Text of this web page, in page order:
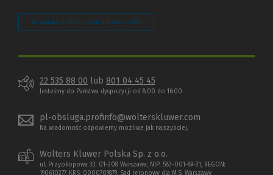
Zarządzaj preferencjami plików cookie
22 535 88 00 lub 801 04 45 45
Jesteśmy do Państwa dyspozycji od 8:00 do 16:00
pl-obsluga.profinfo@wolterskluwer.com
Na wiadomość odpowiemy możliwe jak najszybciej.
Wolters Kluwer Polska Sp. z o.o.
ul. Przyokopowa 33, 01-208 Warszawa; NIP: 583-001-89-31, REGON:
190610277, KRS: 0000709879, Sąd rejonowy dla M.S. Warszawy